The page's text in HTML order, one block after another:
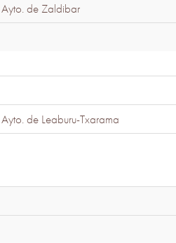
Ayto. de Zaldibar
Ayto. de Leaburu-Txarama